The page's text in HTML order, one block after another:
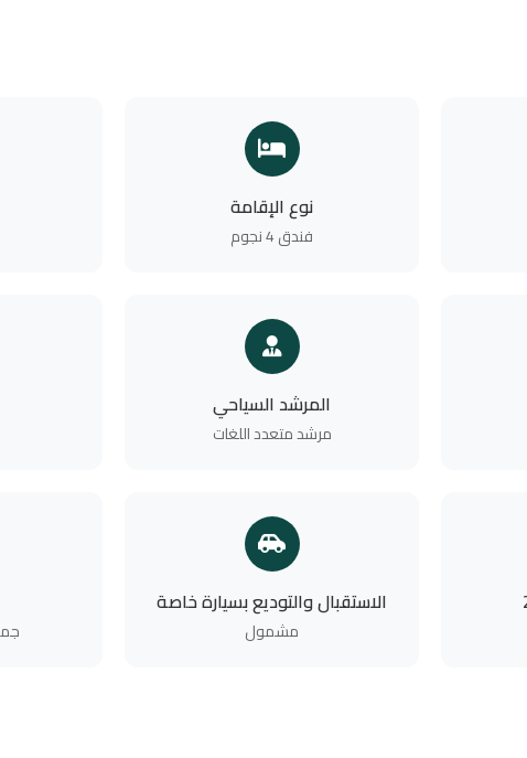
نوع الإقامة
فندق 4 نجوم
المرشد السياحي
مرشد متعدد اللغات
الاستقبال والتوديع بسيارة خاصة
مشمول